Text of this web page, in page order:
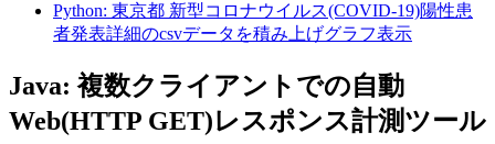
Python: 東京都 新型コロナウイルス(COVID-19)陽性患
者発表詳細のcsvデータを積み上げグラフ表示
Java: 複数クライアントでの自動
Web(HTTP GET)レスポンス計測ツール